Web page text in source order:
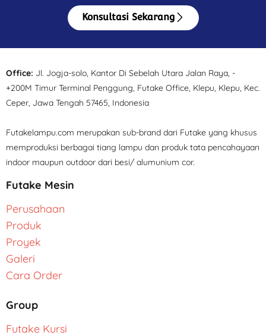
Konsultasi Sekarang
Office: Jl. Jogja-solo, Kantor Di Sebelah Utara Jalan Raya, -
+200M Timur Terminal Penggung, Futake Office, Klepu, Klepu, Kec.
Ceper, Jawa Tengah 57465, Indonesia
Futakelampu.com merupakan sub-brand dari Futake yang khusus
memproduksi berbagai tiang lampu dan produk tata pencahayaan
indoor maupun outdoor dari besi/ alumunium cor.
Futake Mesin
Perusahaan
Produk
Proyek
Galeri
Cara Order
Group
Futake Kursi